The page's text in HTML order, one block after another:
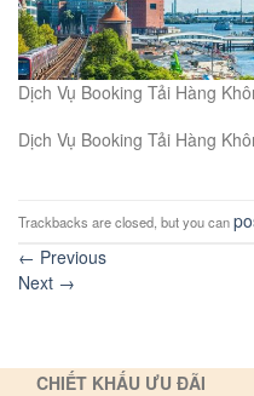
Dịch Vụ Booking Tải Hàng
Dịch Vụ Booking Tải Hàng
Trackbacks are closed, but you can
← Previous
Next →
CHIẾT KHẤU ƯU ĐÃI